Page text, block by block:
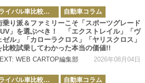
ライバル車比較テスト 自動車コラム
乗り派＆ファミリーこそ「スポーツグレード
」を選ぶべき！ 「エクストレイル」「ヴ
ゼル」「カローラクロス」「ヤリスクロス」
比較試乗してわかった本当の価値!!
WEB CARTOP編集部 2026年08月04日
ライバル車比較テスト 自動車コラム